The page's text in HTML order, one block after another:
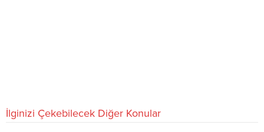
İlginizi Çekebilecek Diğer Konular